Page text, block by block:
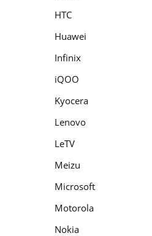
HTC
Huawei
Infinix
iQOO
Kyocera
Lenovo
LeTV
Meizu
Microsoft
Motorola
Nokia